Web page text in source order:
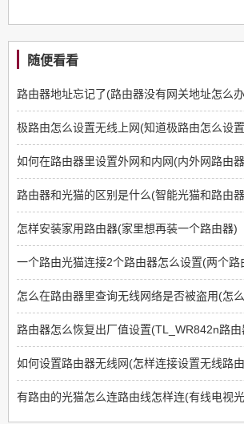
随便看看
路由器地址忘记了(路由器没有网关地址怎么
极路由怎么设置无线上网(知道极路由怎么设
如何在路由器里设置外网和内网(内外网路由
路由器和光猫的区别是什么(智能光猫和路由
怎样安装家用路由器(家里想再装一个路由器)
怎么在路由器里查询无线网络是否被盗用(怎
路由器怎么恢复出厂值设置(TL_WR842n路
如何设置路由器无线网(怎样连接设置无线路
有路由的光猫怎么连路由线怎样连(有线电视